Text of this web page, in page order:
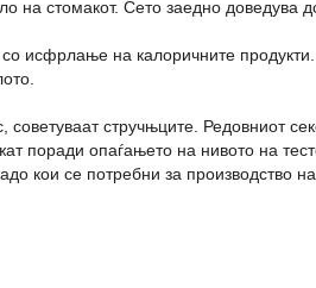
на стомакот. Сето заедно доведува
исфрлање на калоричните
стручњците. Редовниот
поради опаѓањето на нивото на
кои се потребни за производство на